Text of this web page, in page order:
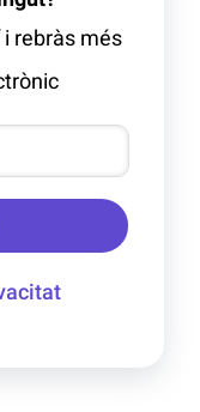
rebràs més